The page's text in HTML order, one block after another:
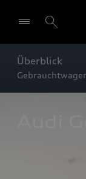
Überblick
Audi